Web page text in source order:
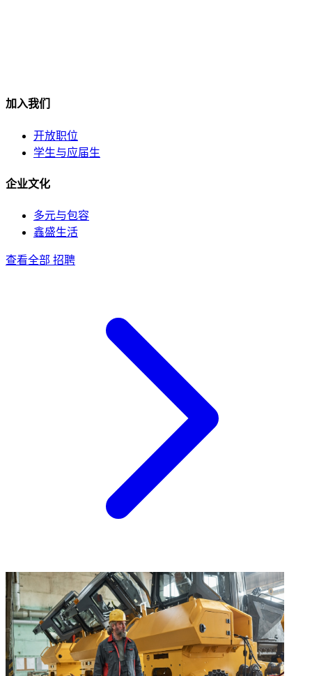
加入我们
开放职位
学生与应届生
企业文化
多元与包容
鑫盛生活
查看全部 招聘